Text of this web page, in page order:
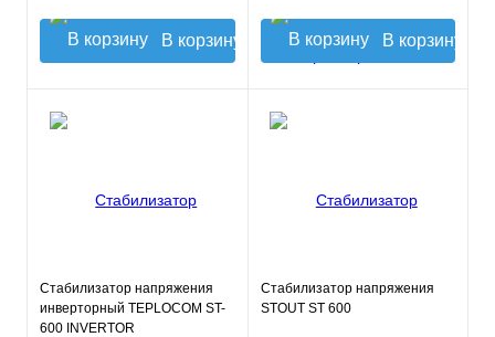
В корзину В корзину
Стабилизатор напряжения
инверторный TEPLOCOM ST-
600 INVERTOR
Стабилизатор напряжения
STOUT ST 600